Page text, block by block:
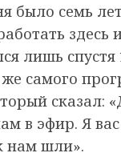
было семь
здесь
лишь спустя
же самого
сказал:
в эфир. Я
нам шли».